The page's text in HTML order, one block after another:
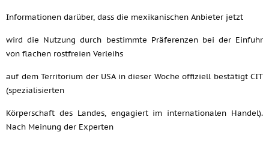
Informationen darüber, dass die mexikanischen Anbieter jetzt
wird die Nutzung durch bestimmte Präferenzen bei der Einfuhr
von flachen rostfreien Verleihs
auf dem Territorium der USA in dieser Woche offiziell bestätigt CIT
(spezialisierten
Körperschaft des Landes, engagiert im internationalen Handel).
Nach Meinung der Experten